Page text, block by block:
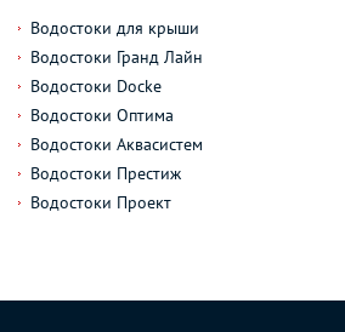
Водостоки для крыши
Водостоки Гранд Лайн
Водостоки Docke
Водостоки Оптима
Водостоки Аквасистем
Водостоки Престиж
Водостоки Проект